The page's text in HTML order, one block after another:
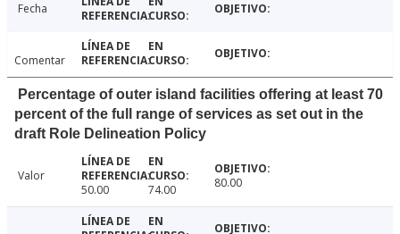
Fecha
Comentar
Percentage of outer island facilities offering at least 70
percent of the full range of services as set out in the
draft Role Delineation Policy
Valor
50.00
74.00 80.00